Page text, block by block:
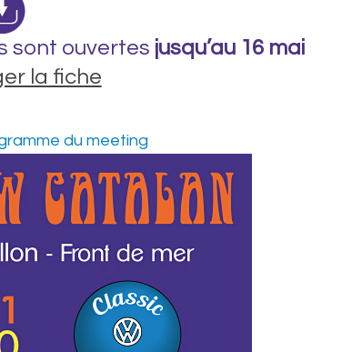
sont ouvertes jusqu’au 16 mai
la fiche
du meeting